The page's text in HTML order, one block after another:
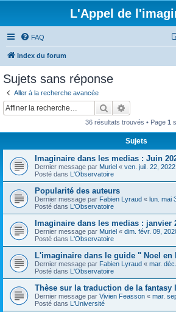
L'Appel de
FAQ
Index du forum
Sujets sans réponse
Aller à la recherche avancée
Rechercher
36 résultats trouvés • Page 1
Sujets
Imaginaire dans les medias : Juin
Dernier message par Muriel « ven. juil. 22,
Posté dans L'Observatoire
Popularité des auteurs
Dernier message par Fabien Lyraud « lun. mai
Posté dans L'Observatoire
Imaginaire dans les medias : janvier
Dernier message par Muriel « dim. févr. 09,
Posté dans L'Observatoire
L'imaginaire dans le guide " Noel
Dernier message par Fabien Lyraud « mar.
Posté dans L'Observatoire
Thèse sur la traduction de la fantasy
Dernier message par Vivien Feasson « mar.
Posté dans L'Université